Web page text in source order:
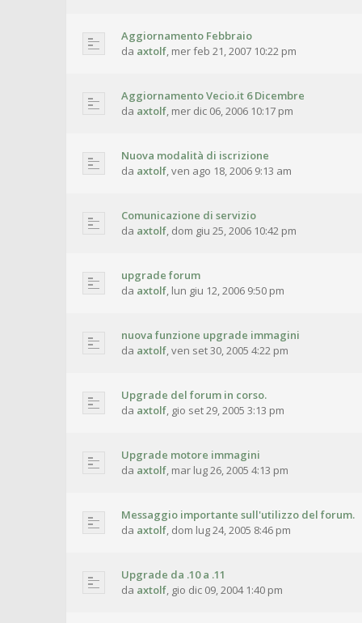
Aggiornamento Febbraio
da axtolf, mer feb 21, 2007 10:22 pm
Aggiornamento Vecio.it 6 Dicembre
da axtolf, mer dic 06, 2006 10:17 pm
Nuova modalità di iscrizione
da axtolf,ven ago 18, 2006 9:13 am
Comunicazione di servizio
da axtolf, dom giu 25, 2006 10:42 pm
upgrade forum
da axtolf, lun giu 12, 2006 9:50 pm
nuova funzione upgrade immagini
da axtolf,ven set 30, 2005 4:22 pm
Upgrade del forum in corso.
da axtolf, gio set 29, 2005 3:13 pm
Upgrade motore immagini
da axtolf, mar lug 26, 2005 4:13 pm
Messaggio importante sull'utilizzo del forum.
da axtolf, dom lug 24, 2005 8:46 pm
Upgrade da .10 a .11
da axtolf, gio dic 09, 2004 1:40 pm